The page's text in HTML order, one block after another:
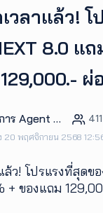
วลาแล้ว! โ
8.0 แถ
ผ่
บรรณาธิการ Agent Club 411
ง 20 พฤศจิกายน 2568
ล้ว! โปรแรงที่สุดข
+ ของแถม